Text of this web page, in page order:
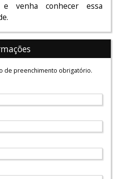
venha conhecer essa
de preenchimento obrigatório.